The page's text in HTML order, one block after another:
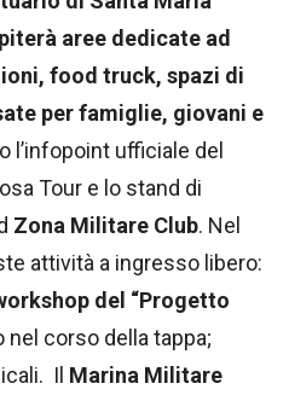
aree dedicate ad
food truck, spazi di
per famiglie, giovani e
l’infopoint ufficiale del
Tour e lo stand di
Zona Militare Club. Nel
attività a ingresso libero:
del “Progetto
nel corso della tappa;
Il Marina Militare